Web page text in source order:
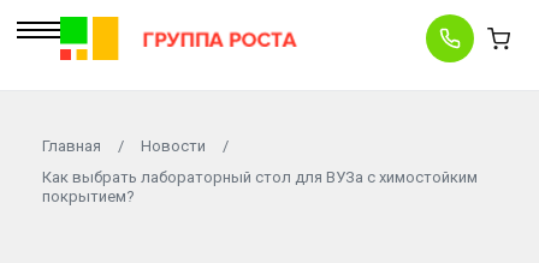
Главная / Новости
/
Как выбрать лабораторный стол для ВУЗа с химостойким
покрытием?